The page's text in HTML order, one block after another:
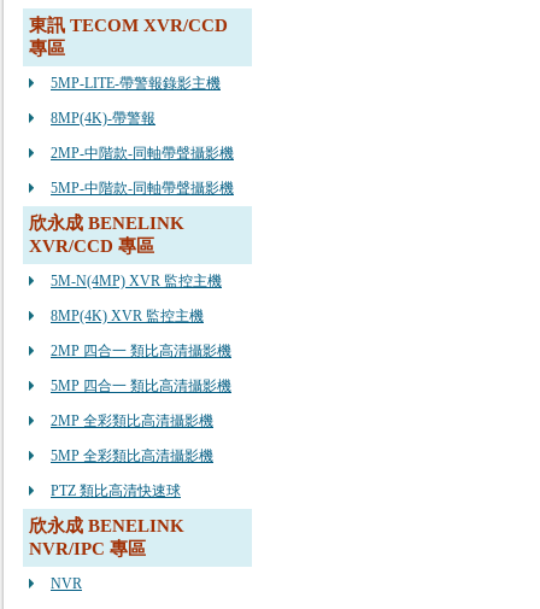
東訊 TECOM XVR/CCD
專區
5MP-LITE-帶警報錄影主機
8MP(4K)-帶警報
2MP-中階款-同軸帶聲攝影機
5MP-中階款-同軸帶聲攝影機
欣永成 BENELINK
XVR/CCD 專區
5M-N(4MP) XVR 監控主機
8MP(4K) XVR 監控主機
2MP 四合一 類比高清攝影機
5MP 四合一 類比高清攝影機
2MP 全彩類比高清攝影機
5MP 全彩類比高清攝影機
PTZ 類比高清快速球
欣永成 BENELINK
NVR/IPC 專區
NVR